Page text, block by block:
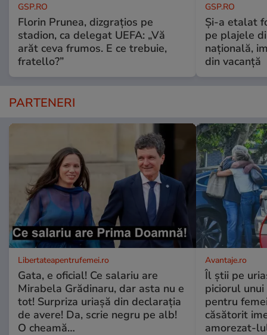
GSP.RO
Florin Prunea, dizgrațios pe
stadion, ca delegat UEFA: „Vă
arăt ceva frumos. E ce trebuie,
fratello?”
GSP.RO
Și-a etalat
pe plajele
națională,
din vacanță
PARTENERI
Libertateapentrufemei.ro
Gata, e oficial! Ce salariu are
Mirabela Grădinaru, dar asta nu e
tot! Surpriza uriașă din declarația
de avere! Da, scrie negru pe alb!
O cheamă…
Avantaje.ro
Îl știi pe
piciorul
pentru
căsătorit
amorezat-